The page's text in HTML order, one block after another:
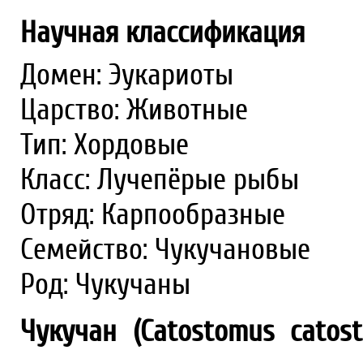
Научная классификация
Домен: Эукариоты
Царство: Животные
Тип: Хордовые
Класс: Лучепёрые рыбы
Отряд: Карпообразные
Семейство: Чукучановые
Род: Чукучаны
Чукучан (Catostomus